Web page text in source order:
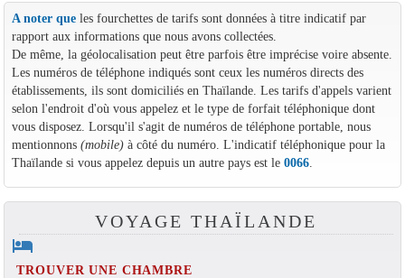
A noter queles fourchettes de tarifs sont données à titre indicatif par
rapport aux informations que nous avons collectées.
De même, la géolocalisation peut être parfois être imprécise voire absente.
Les numéros de téléphone indiqués sont ceux les numéros directs des
établissements, ils sont domiciliés en Thaïlande. Les tarifs d'appels varient
selon l'endroit d'où vous appelez et le type de forfait téléphonique dont
vous disposez. Lorsqu'il s'agit de numéros de téléphone portable, nous
mentionnons (mobile)à côté du numéro. L'indicatif téléphonique pour la
Thaïlande si vous appelez depuis un autre pays est le 0066.
VOYAGE THAÏLANDE
hotel
TROUVER UNE CHAMBRE